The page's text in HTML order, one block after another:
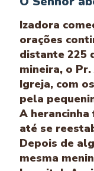
Izadora
orações
distante 225
mineira, o
Igreja, com
pela
A
até se
Depois de
mesma